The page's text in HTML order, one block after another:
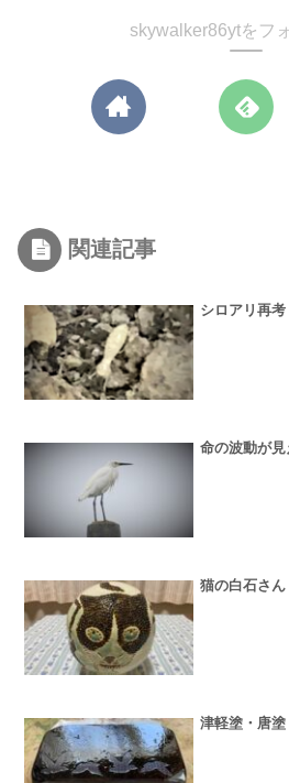
skywalker86ytをフ
関連記事
シロアリ再
命の波動が
猫の白石さん
津軽塗・唐